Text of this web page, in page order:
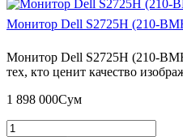
Монитор Dell S2725H (210-
Монитор Dell S2725H (210-
тех, кто ценит качество
1 898 000Сум